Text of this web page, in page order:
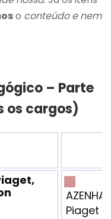
o conteúdo e nem
– Parte
os cargos)
Piaget